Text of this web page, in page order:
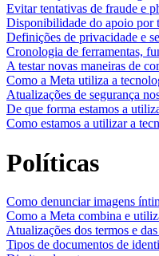
Evitar tentativas de fraude e
Disponibilidade do apoio por
Definições de privacidade e
Cronologia de ferramentas,
A testar novas maneiras de
Como a Meta utiliza a
Atualizações de segurança
De que forma estamos a
Como estamos a utilizar a
Políticas
Como denunciar imagens
Como a Meta combina e
Atualizações dos termos e
Tipos de documentos de